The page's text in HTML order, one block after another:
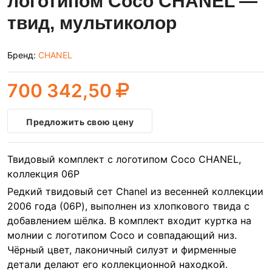
твид, мультиколор
Бренд: CHANEL
700 342,50
Предложить свою цену
Твидовый комплект с логотипом Coco CHANEL,
коллекция 06P
Редкий твидовый сет Chanel из весенней коллекции
2006 года (06P), выполнен из хлопкового твида с
добавлением шёлка. В комплект входит куртка на
молнии с логотипом Coco и совпадающий низ.
Чёрный цвет, лаконичный силуэт и фирменные
детали делают его коллекционной находкой.